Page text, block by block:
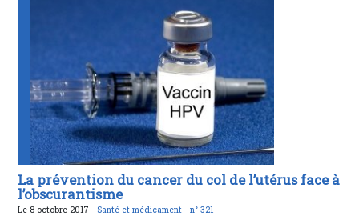
La prévention du cancer du col de l’utérus face à
l’obscurantisme
Le 8 octobre 2017 - Santé et médicament -n° 321